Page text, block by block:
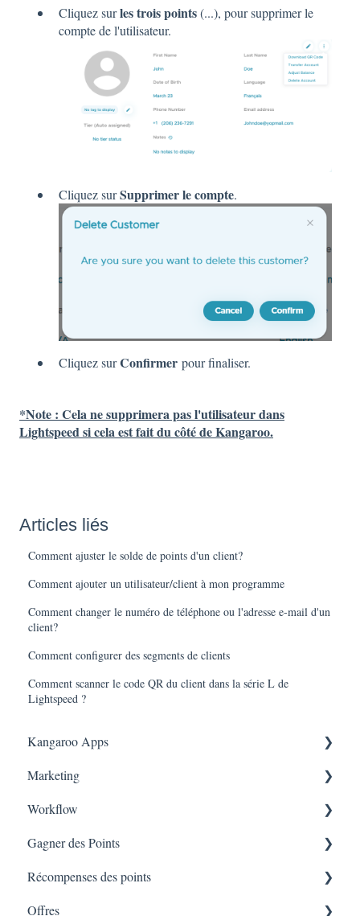
Cliquez surles trois points(...), pour supprimer le
compte de l'utilisateur.
Cliquez surSupprimer le compte.
Cliquez surConfirmer pour finaliser.
*Note : Cela ne supprimera pas l'utilisateur dans
Lightspeed si cela est fait du côté de Kangaroo.
Articles liés
Comment ajuster le solde de points d'un client?
Comment ajouter un utilisateur/client à mon programme
Comment changer le numéro de téléphone ou l'adresse e-mail d'un
client?
Comment configurer des segments de clients
Comment scanner le code QR du client dans la série L de
Lightspeed ?
Kangaroo Apps
Récompense du Tiers Partenaire Amazon
Applications de messagerie
Shopify
BigCommerce
WooCommerce
Marketing
Consentement
Rapport de campagne
Text - SMS Directives
Text - SMS
Workflow
Workflow
Gagner des Points
Gagner des points sur la Tablette
Gagner des points sur Lightspeed
Récompenses des points
Récompenses pour les platformes d'E-commerces
Offres